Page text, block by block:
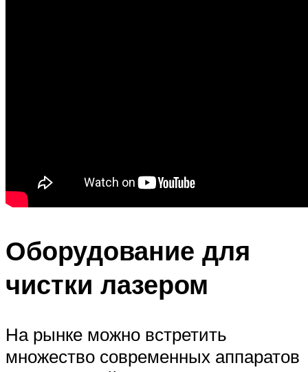
Оборудование для
чистки лазером
На рынке можно встретить
множество современных аппаратов